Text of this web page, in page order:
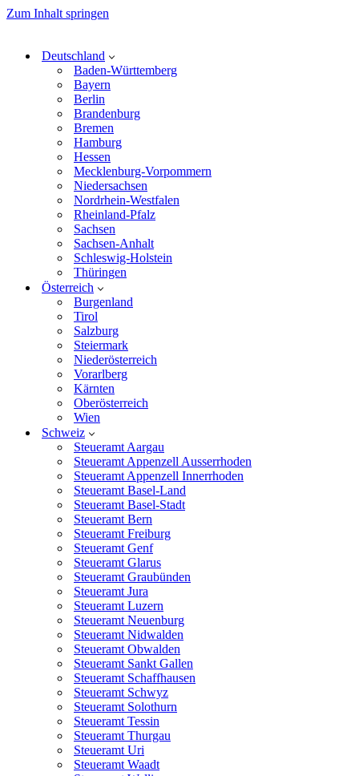
Zum Inhalt springen
Deutschland
Baden-Württemberg
Bayern
Berlin
Brandenburg
Bremen
Hamburg
Hessen
Mecklenburg-Vorpommern
Niedersachsen
Nordrhein-Westfalen
Rheinland-Pfalz
Sachsen
Sachsen-Anhalt
Schleswig-Holstein
Thüringen
Österreich
Burgenland
Tirol
Salzburg
Steiermark
Niederösterreich
Vorarlberg
Kärnten
Oberösterreich
Wien
Schweiz
Steueramt Aargau
Steueramt Appenzell Ausserrhoden
Steueramt Appenzell Innerrhoden
Steueramt Basel-Land
Steueramt Basel-Stadt
Steueramt Bern
Steueramt Freiburg
Steueramt Genf
Steueramt Glarus
Steueramt Graubünden
Steueramt Jura
Steueramt Luzern
Steueramt Neuenburg
Steueramt Nidwalden
Steueramt Obwalden
Steueramt Sankt Gallen
Steueramt Schaffhausen
Steueramt Schwyz
Steueramt Solothurn
Steueramt Tessin
Steueramt Thurgau
Steueramt Uri
Steueramt Waadt